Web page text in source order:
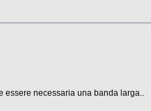
essere necessaria una banda larga..